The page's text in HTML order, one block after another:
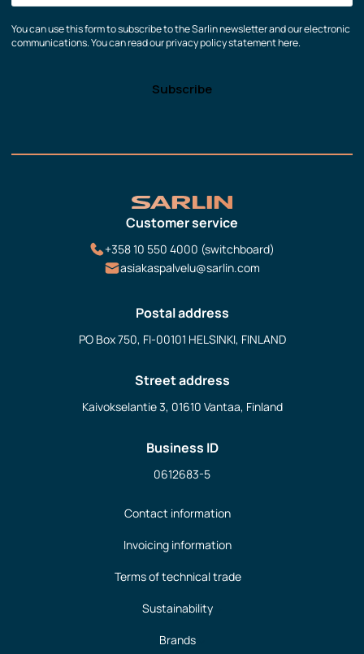
You can use this form to subscribe to the Sarlin newsletter and our electronic
communications. You can read our privacy policy statement here.
Customer service
+358 10 550 4000 (switchboard)
asiakaspalvelu@sarlin.com
Postal address
PO Box 750, FI-00101 HELSINKI, FINLAND
Street address
Kaivokselantie 3, 01610 Vantaa, Finland
Business ID
0612683-5
Contact information
Invoicing information
Terms of technical trade
Sustainability
Brands